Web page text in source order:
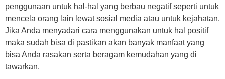
penggunaan untuk hal-hal yang berbau negatif seperti untuk
mencela orang lain lewat sosial media atau untuk kejahatan.
Jika Anda menyadari cara menggunakan untuk hal positif
maka sudah bisa di pastikan akan banyak manfaat yang
bisa Anda rasakan serta beragam kemudahan yang di
tawarkan.